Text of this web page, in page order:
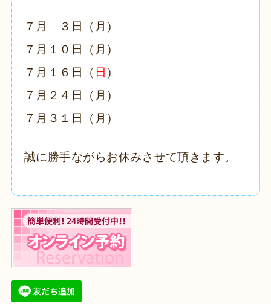
７月 ３日（月）
７月１０日（月）
７月１６日（ 日 ）
７月２４日（月）
７月３１日（月）
誠に勝手ながらお休みさせて頂きます。